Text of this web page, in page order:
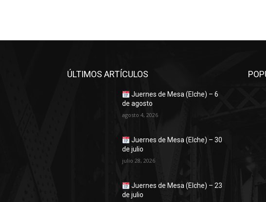
ÚLTIMOS ARTÍCULOS
Juernes de Mesa (Elche) – 6
de agosto
agosto 4, 2026
Juernes de Mesa (Elche) – 30
de julio
julio 28, 2026
Juernes de Mesa (Elche) – 23
de julio